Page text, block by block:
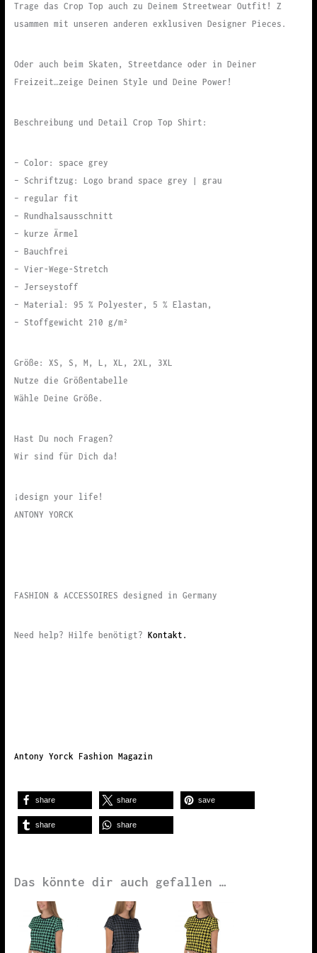
Trage das Crop Top auch zu Deinem Streetwear Outfit! Z
usammen mit unseren anderen exklusiven Designer Pieces.
Oder auch beim Skaten, Streetdance oder in Deiner
Freizeit…zeige Deinen Style und Deine Power!
Beschreibung und Detail Crop Top Shirt:
– Color: space grey
– Schriftzug: Logo brand space grey | grau
– regular fit
– Rundhalsausschnitt
– kurze Ärmel
– Bauchfrei
– Vier-Wege-Stretch
– Jerseystoff
– Material: 95 % Polyester, 5 % Elastan,
– Stoffgewicht 210 g/m²
Größe: XS, S, M, L, XL, 2XL, 3XL
Nutze die Größentabelle
Wähle Deine Größe.
Hast Du noch Fragen?
Wir sind für Dich da!
¡design your life!
ANTONY YORCK
FASHION & ACCESSOIRES designed in Germany
Need help? Hilfe benötigt? Kontakt.
Antony Yorck Fashion Magazin
share share save
share share
Das könnte dir auch gefallen …